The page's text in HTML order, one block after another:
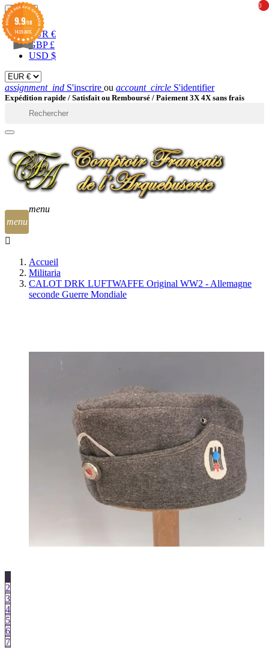
EUR 
EUR €
GBP £
USD $
assignment_ind S'inscrire ou account_circle S'identifier
Expédition rapide / Satisfait ou Remboursé / Paiement 3X 4X sans frais
menu
0
0
menu
Accueil
Militaria
CALOT DRK LUFTWAFFE Original WW2 - Allemagne
seconde Guerre Mondiale
1
2
3
4
5
6
7
9.9/10
1439 AVIS